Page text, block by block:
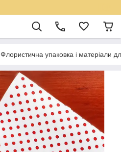
Флористична упаковка і матеріали